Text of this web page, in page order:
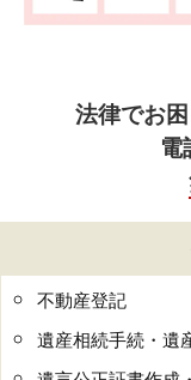
法律でお
電
不動産登記
遺産相続手続・遺